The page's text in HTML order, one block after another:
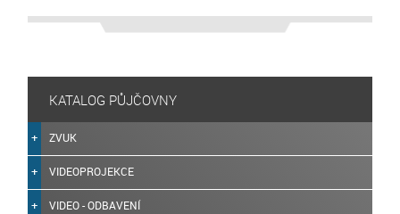
KATALOG PŮJČOVNY
ZVUK
VIDEOPROJEKCE
VIDEO - ODBAVENÍ